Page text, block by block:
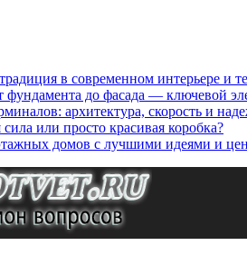
в современном интерьере и
фундамента до фасада — ключевой
архитектура, скорость и
или просто красивая коробка?
домов с лучшими идеями и